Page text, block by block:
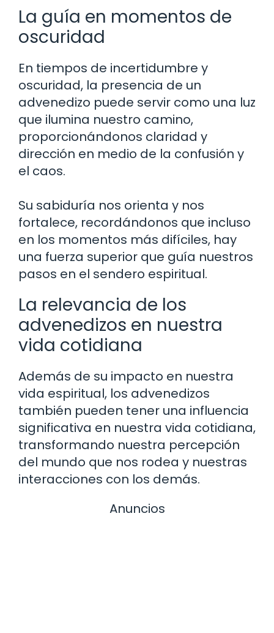
La guía en momentos de
oscuridad
En tiempos de incertidumbre y
oscuridad, la presencia de un
advenedizo puede servir como una luz
que ilumina nuestro camino,
proporcionándonos claridad y
dirección en medio de la confusión y
el caos.
Su sabiduría nos orienta y nos
fortalece, recordándonos que incluso
en los momentos más difíciles, hay
una fuerza superior que guía nuestros
pasos en el sendero espiritual.
La relevancia de los
advenedizos en nuestra
vida cotidiana
Además de su impacto en nuestra
vida espiritual, los advenedizos
también pueden tener una influencia
significativa en nuestra vida cotidiana,
transformando nuestra percepción
del mundo que nos rodea y nuestras
interacciones con los demás.
Anuncios